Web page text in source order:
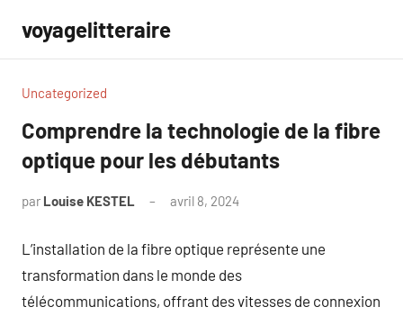
contenu
voyagelitteraire
Uncategorized
Comprendre la technologie de la fibre
optique pour les débutants
par Louise KESTEL avril 8, 2024
L’installation de la fibre optique représente une
transformation dans le monde des
télécommunications, offrant des vitesses de connexion